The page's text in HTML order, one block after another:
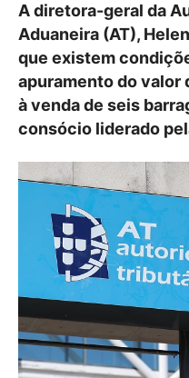
A diretora-geral da
Aduaneira (AT),
que existem
apuramento do valor
à venda de seis
consócio liderado